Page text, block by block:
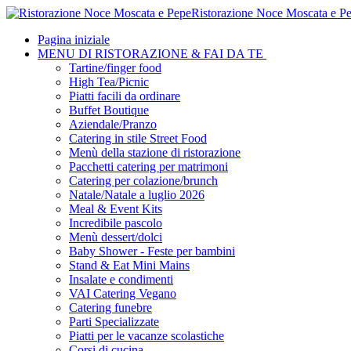
Ristorazione Noce Moscata e
Pagina iniziale
MENU DI RISTORAZIONE & FAI DA TE
Tartine/finger food
High Tea/Picnic
Piatti facili da ordinare
Buffet Boutique
Aziendale/Pranzo
Catering in stile Street Food
Menù della stazione di ristorazione
Pacchetti catering per matrimoni
Catering per colazione/brunch
Natale/Natale a luglio 2026
Meal & Event Kits
Incredibile pascolo
Menù dessert/dolci
Baby Shower - Feste per bambini
Stand & Eat Mini Mains
Insalate e condimenti
VAI Catering Vegano
Catering funebre
Parti Specializzate
Piatti per le vacanze scolastiche